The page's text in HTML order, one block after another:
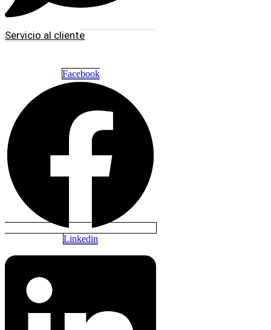
Servicio al cliente
Facebook
Linkedin